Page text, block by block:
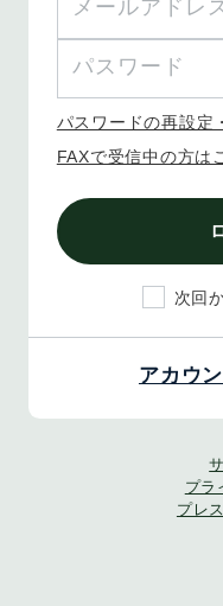
パスワードの再設定
FAXで受信中の方は
次回
アカウ
プラ
プレ